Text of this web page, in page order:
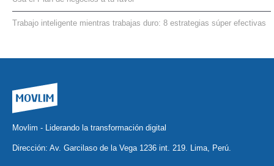
Trabajo inteligente mientras trabajas duro: 8 estrategias súper efectivas
Movlim - Liderando la transformación digital
Dirección: Av. Garcilaso de la Vega 1236 int. 219. Lima, Perú.